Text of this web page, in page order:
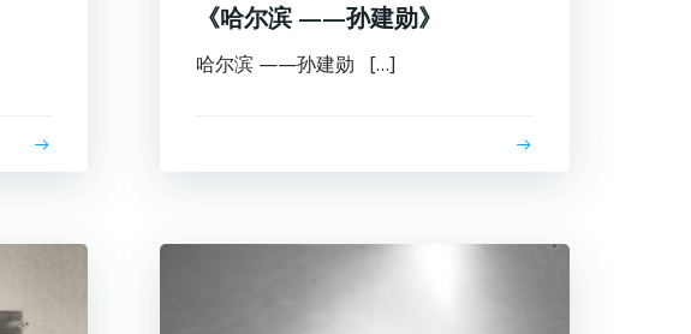
《哈尔滨 ——孙建勋》
哈尔滨 ——孙建勋 […]